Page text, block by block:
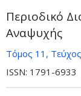
Περιοδικό
Αναψυχής
Τόμος 11,
ISSN: 1791-6933